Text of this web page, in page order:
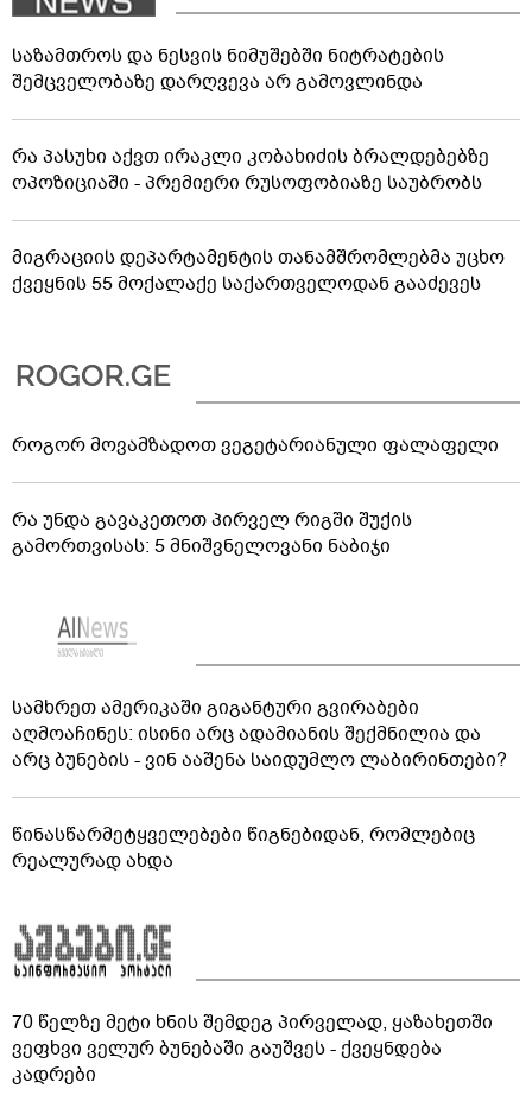
საზამთროს და ნესვის ნიმუშებში ნიტრატების
შემცველობაზე დარღვევა არ გამოვლინდა
რა პასუხი აქვთ ირაკლი კობახიძის ბრალდებებზე
ოპოზიციაში - პრემიერი რუსოფობიაზე საუბრობს
მიგრაციის დეპარტამენტის თანამშრომლებმა უცხო
ქვეყნის 55 მოქალაქე საქართველოდან გააძევეს
როგორ მოვამზადოთ ვეგეტარიანული ფალაფელი
რა უნდა გავაკეთოთ პირველ რიგში შუქის
გამორთვისას: 5 მნიშვნელოვანი ნაბიჯი
სამხრეთ ამერიკაში გიგანტური გვირაბები
აღმოაჩინეს: ისინი არც ადამიანის შექმნილია და
არც ბუნების - ვინ ააშენა საიდუმლო ლაბირინთები?
წინასწარმეტყველებები წიგნებიდან, რომლებიც
რეალურად ახდა
70 წელზე მეტი ხნის შემდეგ პირველად, ყაზახეთში
ვეფხვი ველურ ბუნებაში გაუშვეს - ქვეყნდება
კადრები